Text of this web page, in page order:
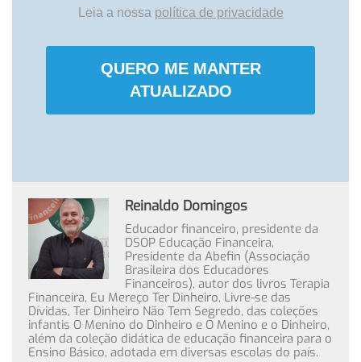
Leia a nossa política de privacidade
QUERO ME MANTER
ATUALIZADO
Reinaldo Domingos
Educador financeiro, presidente da
DSOP Educação Financeira,
Presidente da Abefin (Associação
Brasileira dos Educadores
Financeiros), autor dos livros Terapia
Financeira, Eu Mereço Ter Dinheiro, Livre-se das
Dívidas, Ter Dinheiro Não Tem Segredo, das coleções
infantis O Menino do Dinheiro e O Menino e o Dinheiro,
além da coleção didática de educação financeira para o
Ensino Básico, adotada em diversas escolas do país.